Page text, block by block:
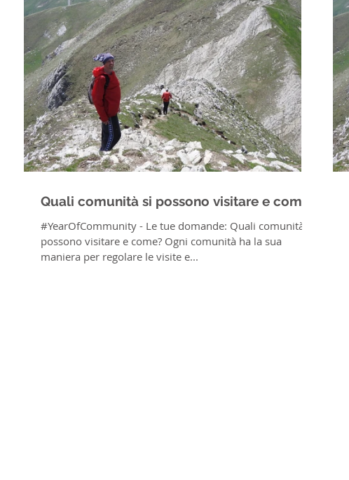
Quali comunità si possono visitare e come?
#YearOfCommunity - Le tue domande: Quali comunità si
possono visitare e come? Ogni comunità ha la sua
maniera per regolare le visite e...